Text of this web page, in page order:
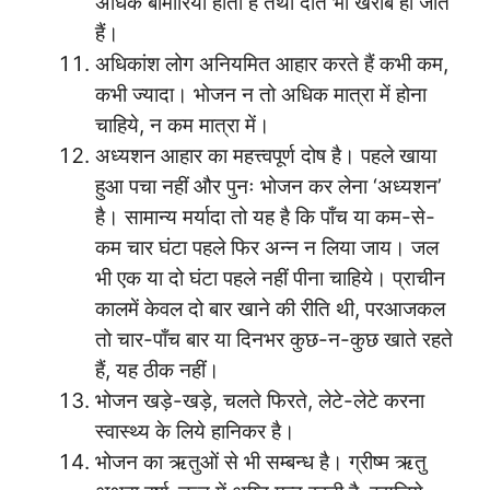
हैं।
अधिकांश लोग अनियमित आहार करते हैं कभी कम,
कभी ज्यादा। भोजन न तो अधिक मात्रा में होना
चाहिये, न कम मात्रा में।
अध्यशन आहार का महत्त्वपूर्ण दोष है। पहले खाया
हुआ पचा नहीं और पुनः भोजन कर लेना ‘अध्यशन’
है। सामान्य मर्यादा तो यह है कि पाँच या कम-से-
कम चार घंटा पहले फिर अन्न न लिया जाय। जल
भी एक या दो घंटा पहले नहीं पीना चाहिये। प्राचीन
कालमें केवल दो बार खाने की रीति थी, परआजकल
तो चार-पाँच बार या दिनभर कुछ-न-कुछ खाते रहते
हैं, यह ठीक नहीं।
भोजन खड़े-खड़े, चलते फिरते, लेटे-लेटे करना
स्वास्थ्य के लिये हानिकर है।
भोजन का ऋतुओं से भी सम्बन्ध है। ग्रीष्म ऋतु